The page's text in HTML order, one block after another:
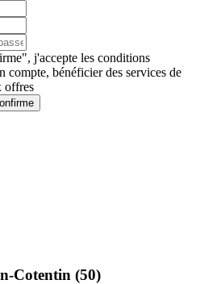
j'accepte les conditions
compte, bénéficier des services de
offres
Cotentin (50)